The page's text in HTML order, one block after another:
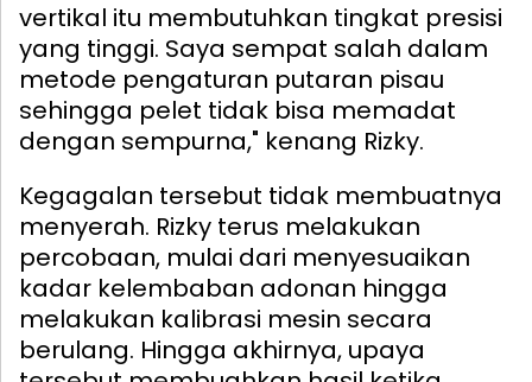
vertikal itu membutuhkan tingkat presisi
yang tinggi. Saya sempat salah dalam
metode pengaturan putaran pisau
sehingga pelet tidak bisa memadat
dengan sempurna," kenang Rizky.
Kegagalan tersebut tidak membuatnya
menyerah. Rizky terus melakukan
percobaan, mulai dari menyesuaikan
kadar kelembaban adonan hingga
melakukan kalibrasi mesin secara
berulang. Hingga akhirnya, upaya